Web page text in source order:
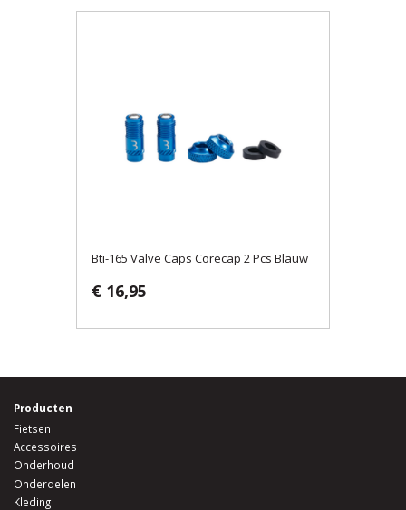
Bti-165 Valve Caps Corecap 2 Pcs Blauw
€ 16,95
Producten
Fietsen
Accessoires
Onderhoud
Onderdelen
Kleding